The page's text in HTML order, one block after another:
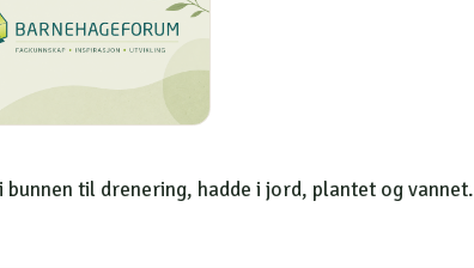
bunnen til drenering, hadde i jord, plantet og vannet.